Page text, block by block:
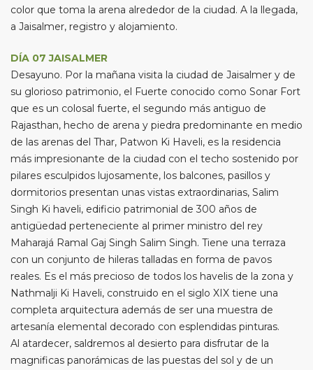
color que toma la arena alrededor de la ciudad. A la llegada,
a Jaisalmer, registro y alojamiento.
DÍA 07 JAISALMER
Desayuno. Por la mañana visita la ciudad de Jaisalmer y de
su glorioso patrimonio, el Fuerte conocido como Sonar Fort
que es un colosal fuerte, el segundo más antiguo de
Rajasthan, hecho de arena y piedra predominante en medio
de las arenas del Thar, Patwon Ki Haveli, es la residencia
más impresionante de la ciudad con el techo sostenido por
pilares esculpidos lujosamente, los balcones, pasillos y
dormitorios presentan unas vistas extraordinarias, Salim
Singh Ki haveli, edificio patrimonial de 300 años de
antigüedad perteneciente al primer ministro del rey
Maharajá Ramal Gaj Singh Salim Singh. Tiene una terraza
con un conjunto de hileras talladas en forma de pavos
reales. Es el más precioso de todos los havelis de la zona y
Nathmalji Ki Haveli, construido en el siglo XIX tiene una
completa arquitectura además de ser una muestra de
artesanía elemental decorado con esplendidas pinturas.
Al atardecer, saldremos al desierto para disfrutar de la
magnificas panorámicas de las puestas del sol y de un